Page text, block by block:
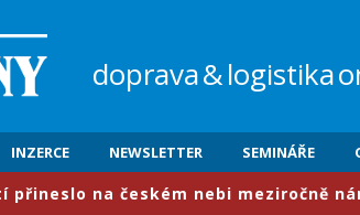
doprava&logistika
INZERCE NEWSLETTER SEMINÁŘE
českém nebi meziročně nárůst